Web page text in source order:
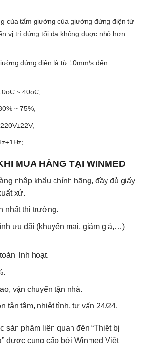
của tấm giường của giường đứng điện từ
vị trí đứng tối đa không được nhỏ hơn
đứng điện là từ 10mm/s đến
~ 40oC;
~ 75%;
MUA HÀNG TẠI WINMED
nhập khẩu chính hãng, đầy đủ giấy
xứ.
nhất thị trường.
ưu đãi (khuyến mại, giảm giá,…)
linh hoạt.
vận chuyển tận nhà.
tận tâm, nhiệt tình, tư vấn 24/24.
sản phẩm liên quan đến “Thiết bị
được cung cấp bởi Winmed Việt